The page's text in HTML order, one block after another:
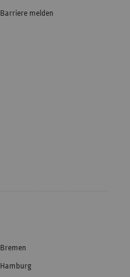
Barriere melden
Bremen
Hamburg